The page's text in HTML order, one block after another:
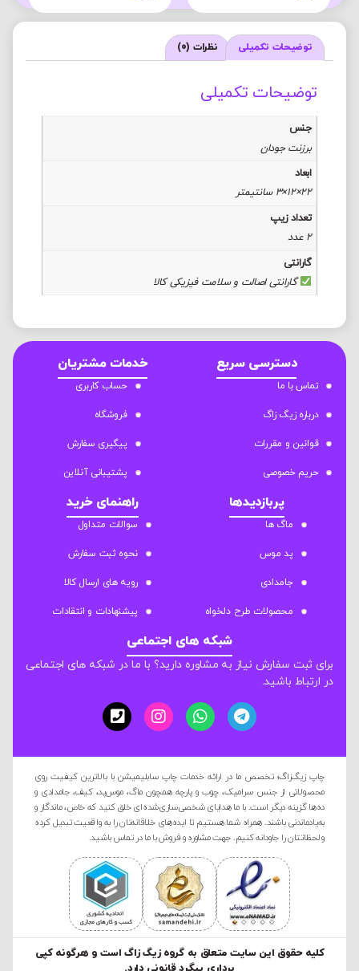
توضیحات تکمیلی نظرات (0)
توضیحات تکمیلی
جنس
برزنت جودان
ابعاد
22×12×3 سانتیمتر
تعداد زیپ
2 عدد
گارانتی
گارانتی اصالت و سلامت فیزیکی کالا
دسترسی سریع
تماس با ما
درباره زیگ زاگ
قوانین و مقررات
حریم خصوصی
خدمات مشتریان
حساب کاربری
فروشگاه
پیگیری سفارش
پشتیبانی آنلاین
پربازدیدها
ماگ ها
پد موس
جامدادی
محصولات طرح دلخواه
راهنمای خرید
سوالات متداول
نحوه ثبت سفارش
رویه های ارسال کالا
پیشنهادات و انتقادات
شبکه های اجتماعی
برای ثبت سفارش نیاز به مشاوره دارید؟ با ما در شبکه های اجتماعی
در ارتباط باشید.
چاپ زیگ‌زاگ؛ تخصص ما در ارائه خدمات چاپ سابلیمیشن با بالاترین کیفیت روی
محصولاتی از جنس سرامیک، چوب و پارچه همچون ماگ، موس‌پد، کیف، جامدادی و
ده‌ها گزینه دیگر است. با ما هدایای شخصی‌سازی‌شده‌ای خلق کنید که خاص، ماندگار و
به‌یادماندنی باشند. همراه شما هستیم تا ایده‌های خلاقانه‌تان را به واقعیت تبدیل کرده
و لحظاتتان را جاودانه کنیم. جهت مشاوره و فروش با ما در تماس باشید.
کليه حقوق این سایت متعلق به گروه زیگ زاگ است و هرگونه کپی